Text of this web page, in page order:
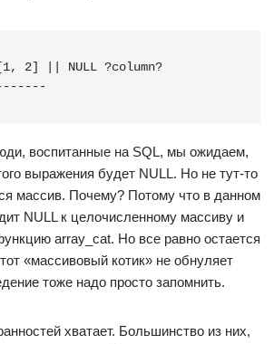
2] || NULL ?column?
воспитанные на SQL, мы ожидаем,
выражения будет NULL. Но не тут-то
массив. Почему? Потому что в данном
NULL к целочисленному массиву и
array_cat. Но все равно остается
«массивовый котик» не обнуляет
тоже надо просто запомнить.
хватает. Большинство из них,